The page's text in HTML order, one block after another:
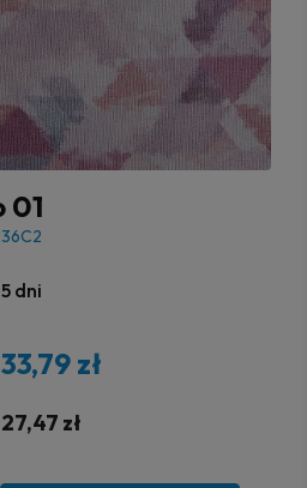
01
5 dni
33,79 zł
27,47 zł